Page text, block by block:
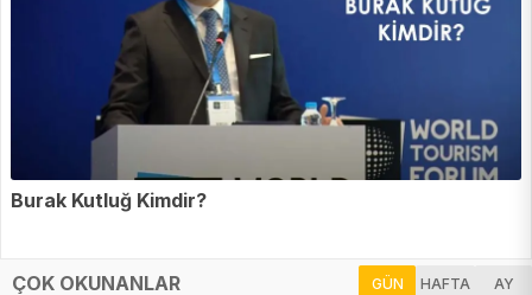
Burak Kutluğ Kimdir?
ÇOK OKUNANLAR GÜN HAFTA AY